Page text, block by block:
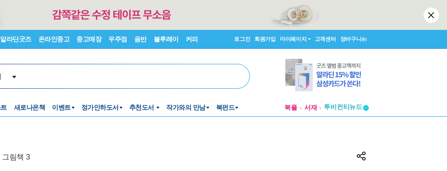
알라딘굿즈 온라인중고 중고매장 우주점 음반 블루레이 커피 로그인 회원가입 마이페이지 고객센터 장바구니(0)
새로나온책 이벤트 정가인하도서 추천도서 작가와의 만남 북펀드 북플 서재
창작플랫폼
그림책 3